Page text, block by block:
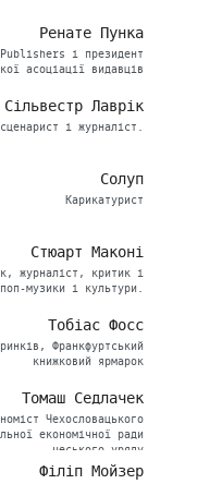
Ренате Пунка
і президент
асоціації видавців
Сільвестр Лаврік
і журналіст.
Солуп
Карикатурист
Стюарт Маконі
журналіст, критик і
музики і культури.
Тобіас Фосс
Франкфуртський
книжковий ярмарок
Томаш Седлачек
Чехословацького
економічної ради
чеського уряду
Філіп Мойзер